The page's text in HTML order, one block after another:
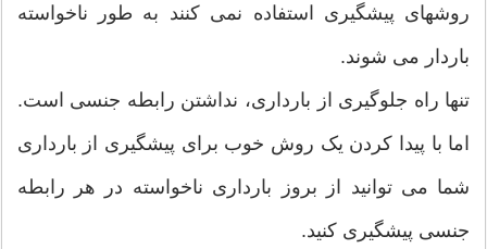
روشهای پیشگیری استفاده نمی کنند به طور ناخواسته
باردار می شوند.
تنها راه جلوگیری از بارداری، نداشتن رابطه جنسی است.
اما با پیدا کردن یک روش خوب برای پیشگیری از بارداری
شما می توانید از بروز بارداری ناخواسته در هر رابطه
جنسی پیشگیری کنید.